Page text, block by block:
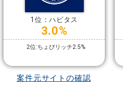
1位：ハピタス
3.0%
2位:ちょびリッチ2.5%
案件元サイトの確認